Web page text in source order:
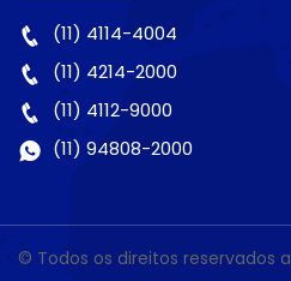
(11) 4114-4004
(11) 4214-2000
(11) 4112-9000
(11) 94808-2000
© Todos os direitos reservados a